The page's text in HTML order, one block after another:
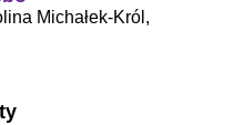
Michałek-Król,